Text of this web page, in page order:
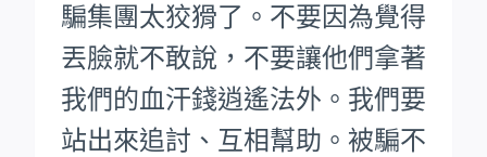
騙集團太狡猾了。不要因為覺得
丟臉就不敢說，不要讓他們拿著
我們的血汗錢逍遙法外。 我們要
站出來追討、互相幫助。被騙不